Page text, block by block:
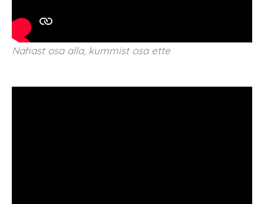
Nahast osa alla, kummist osa ette